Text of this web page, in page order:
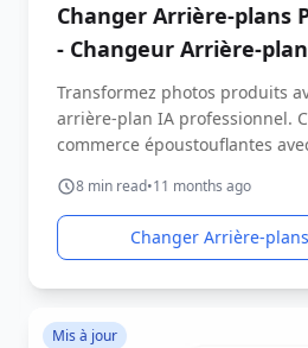
Changer Arrière-plans
- Changeur Arrière-
Transformez photos produits
arrière-plan IA professionnel.
commerce époustouflantes
8min read•11 months ago
Changer Arrière-
Mis à jour